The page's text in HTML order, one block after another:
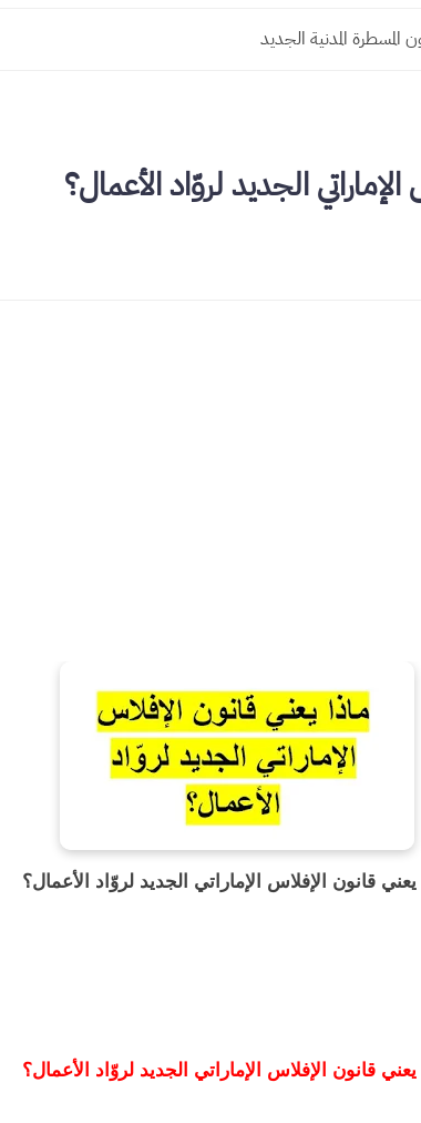
المدنية الجديد
الجديد لروّاد الأعمال؟
يعني قانون الإفلاس الإماراتي الجديد لروّاد الأعمال؟
يعني قانون الإفلاس الإماراتي الجديد لروّاد الأعمال؟